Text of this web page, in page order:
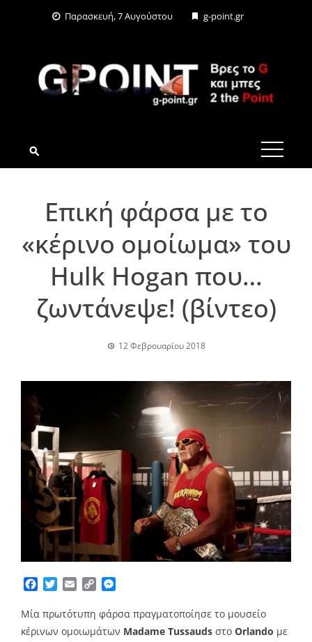
Παρασκευή, 7 Αυγούστου g-point.gr
G-POINT.GR
Επική φάρσα με το
«κέρινο ομοίωμα» του
Hulk Hogan που…
ζωντάνεψε! (βίντεο)
12 Φεβρουαρίου 2018
Facebook
TwitterEmailCopy
Μία πρωτότυπη φάρσα πραγματοποίησε το μουσείο
κέρινων ομοιωμάτων Madame Tussauds στο Orlando με